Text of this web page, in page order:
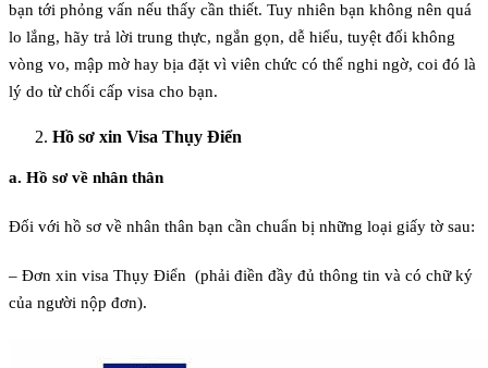
bạn tới phỏng vấn nếu thấy cần thiết. Tuy nhiên bạn không nên quá
lo lắng, hãy trả lời trung thực, ngắn gọn, dễ hiểu, tuyệt đối không
vòng vo, mập mờ hay bịa đặt vì viên chức có thể nghi ngờ, coi đó là
lý do từ chối cấp visa cho bạn.
Hồ sơ xin Visa Thụy Điển
a. Hồ sơ về nhân thân
Đối với hồ sơ về nhân thân bạn cần chuẩn bị những loại giấy tờ sau:
– Đơn xin visa Thụy Điển (phải điền đầy đủ thông tin và có chữ ký
của người nộp đơn).